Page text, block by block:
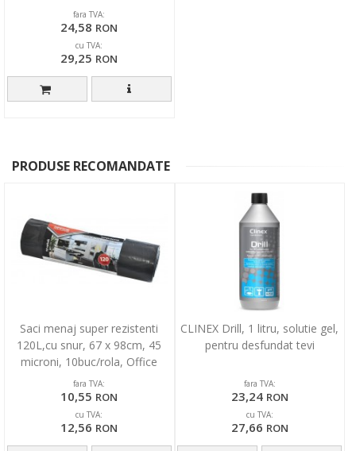
BRITE - bleu/albastr
fara TVA:
24,58 RON
cu TVA:
29,25 RON
PRODUSE RECOMANDATE
Saci menaj super rezistenti
120L,cu snur, 67 x 98cm, 45
microni, 10buc/rola, Office
Products - negri
fara TVA:
10,55 RON
cu TVA:
12,56 RON
CLINEX Drill, 1 litru, solutie gel,
pentru desfundat tevi
fara TVA:
23,24 RON
cu TVA:
27,66 RON